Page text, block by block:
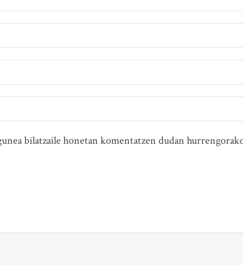
bilatzaile honetan komentatzen dudan